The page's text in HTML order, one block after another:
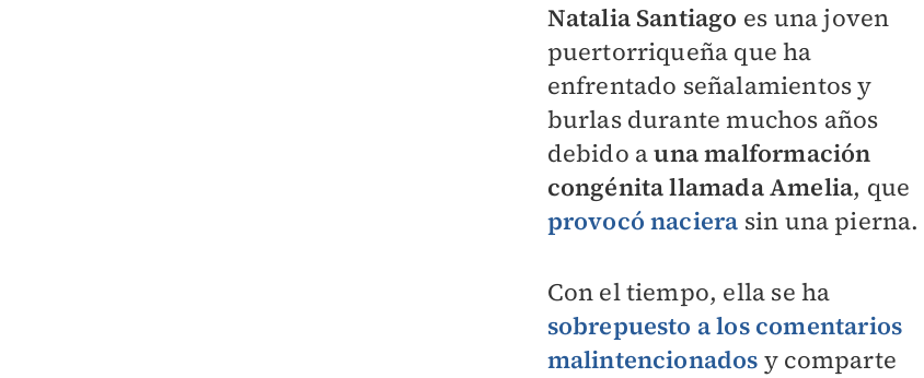
Natalia Santiago es una joven
puertorriqueña que ha
enfrentado señalamientos y
burlas durante muchos años
debido auna malformación
congénita llamada Amelia, que
provocó naciera sin una pierna.
Con el tiempo, ella se ha
sobrepuesto a los comentarios
malintencionados y comparte